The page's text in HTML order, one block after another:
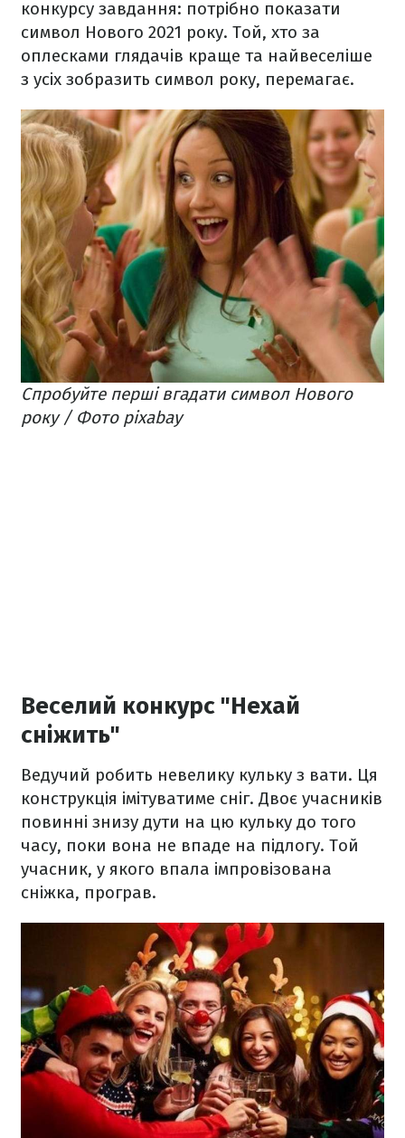
конкурсу завдання: потрібно показати
символ Нового 2021 року. Той, хто за
оплесками глядачів краще та найвеселіше
з усіх зобразить символ року, перемагає.
Спробуйте перші вгадати символ Нового
року / Фото pixabay
Веселий конкурс "Нехай
сніжить"
Ведучий робить невелику кульку з вати. Ця
конструкція імітуватиме сніг. Двоє учасників
повинні знизу дути на цю кульку до того
часу, поки вона не впаде на підлогу. Той
учасник, у якого впала імпровізована
сніжка, програв.